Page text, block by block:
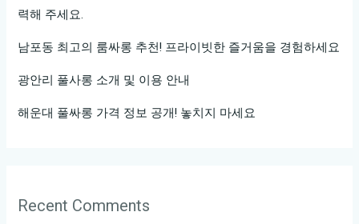
력해 주세요.
남포동 최고의 룸싸롱 추천! 프라이빗한 즐거움을 경험하세요
광안리 풀사롱 소개 및 이용 안내
해운대 풀싸롱 가격 정보 공개! 놓치지 마세요
Recent Comments